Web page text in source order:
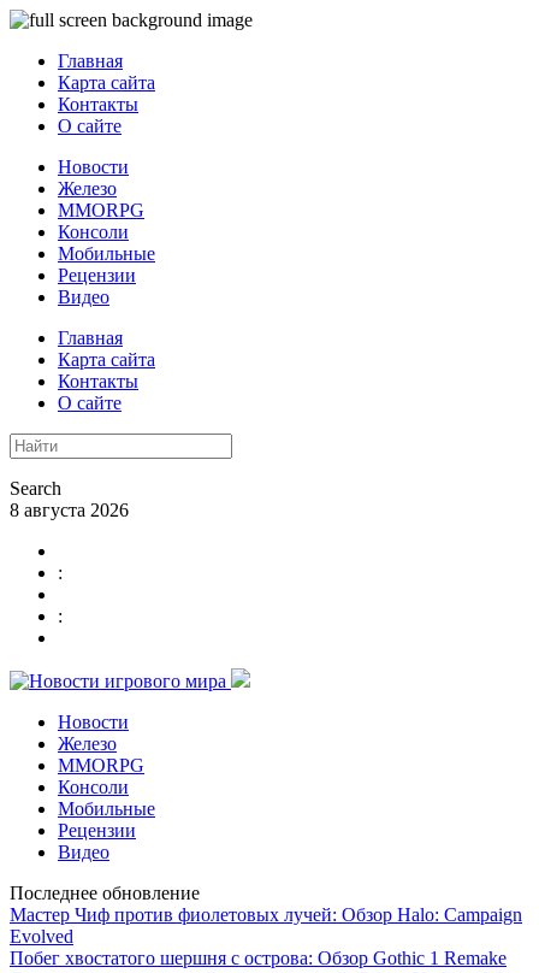
Главная
Карта сайта
Контакты
О сайте
Новости
Железо
MMORPG
Консоли
Мобильные
Рецензии
Видео
Главная
Карта сайта
Контакты
О сайте
Search
8 августа 2026
:
:
Новости
Железо
MMORPG
Консоли
Мобильные
Рецензии
Видео
Последнее обновление
Мастер Чиф против фиолетовых лучей: Обзор Halo: Campaign
Evolved
Побег хвостатого шершня с острова: Обзор Gothic 1 Remake